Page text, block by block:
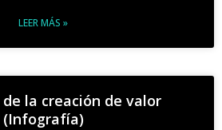
LEER MÁS »
la creación de valor
(Infografía)